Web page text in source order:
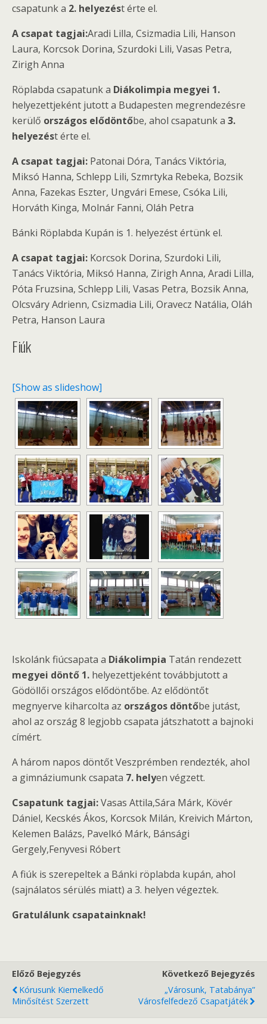
csapatunk a 2. helyezést érte el.
A csapat tagjai:Aradi Lilla, Csizmadia Lili, Hanson
Laura, Korcsok Dorina, Szurdoki Lili, Vasas Petra,
Zirigh Anna
Röplabda csapatunk a Diákolimpia megyei 1.
helyezettjeként jutott a Budapesten megrendezésre
kerülő országos elődöntőbe, ahol csapatunk a 3.
helyezést érte el.
A csapat tagjai: Patonai Dóra, Tanács Viktória,
Miksó Hanna, Schlepp Lili, Szmrtyka Rebeka, Bozsik
Anna, Fazekas Eszter, Ungvári Emese, Csóka Lili,
Horváth Kinga, Molnár Fanni, Oláh Petra
Bánki Röplabda Kupán is 1. helyezést értünk el.
A csapat tagjai: Korcsok Dorina, Szurdoki Lili,
Tanács Viktória, Miksó Hanna, Zirigh Anna, Aradi Lilla,
Póta Fruzsina, Schlepp Lili, Vasas Petra, Bozsik Anna,
Olcsváry Adrienn, Csizmadia Lili, Oravecz Natália, Oláh
Petra, Hanson Laura
Fiúk
[Show as slideshow]
Iskolánk fiúcsapata a Diákolimpia Tatán rendezett
megyei döntő 1. helyezettjeként továbbjutott a
Gödöllői országos elődöntőbe. Az elődöntőt
megnyerve kiharcolta az országos döntőbe jutást,
ahol az ország 8 legjobb csapata játszhatott a bajnoki
címért.
A három napos döntőt Veszprémben rendezték, ahol
a gimnáziumunk csapata 7. helyen végzett.
Csapatunk tagjai:Vasas Attila,Sára Márk, Kövér
Dániel, Kecskés Ákos, Korcsok Milán, Kreivich Márton,
Kelemen Balázs, Pavelkó Márk, Bánsági
Gergely,Fenyvesi Róbert
A fiúk is szerepeltek a Bánki röplabda kupán, ahol
(sajnálatos sérülés miatt) a 3. helyen végeztek.
Gratulálunk csapatainknak!
Előző Bejegyzés
Kórusunk Kiemelkedő
Minősítést Szerzett
Következő Bejegyzés
„Városunk, Tatabánya”
Városfelfedező Csapatjáték